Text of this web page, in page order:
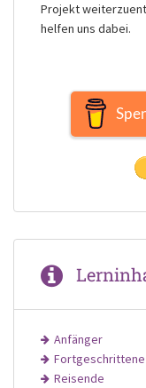
Projekt
helfen uns dabei.
Anfänger
Fortgeschrittene
Reisende